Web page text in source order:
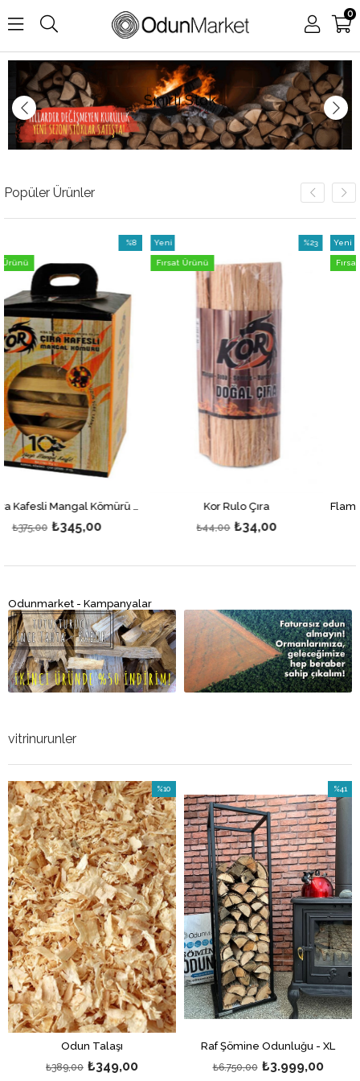
0
Sınırlı Stok
Popüler Ürünler
Kor Çıra Kafesli Mangal Kömürü 2kg
İndirim
%8İndirim
Kor Rulo Çıra
₺44,00
İndirim
%23İndirim
Fırsat Ürünü
₺345,00
Fırsat Ürünü
Odunmarket - Kampanyalar
vitrinurunler
Odun Talaşı
₺349,00
₺389,00
%10
İndirim
%10İndirim
Raf Şömine Odunluğu - XL
₺3.999,00
₺6.750,00
%41
İndirim